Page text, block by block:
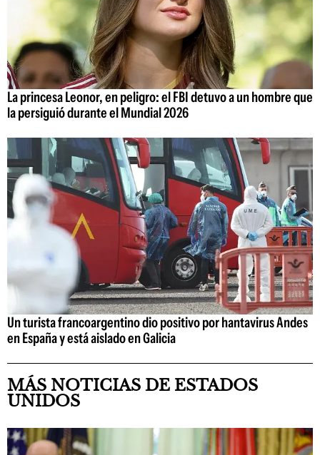
La princesa Leonor, en peligro: el FBI detuvo a un hombre que
la persiguió durante el Mundial 2026
Un turista francoargentino dio positivo por hantavirus Andes
en España y está aislado en Galicia
MÁS NOTICIAS DE ESTADOS
UNIDOS